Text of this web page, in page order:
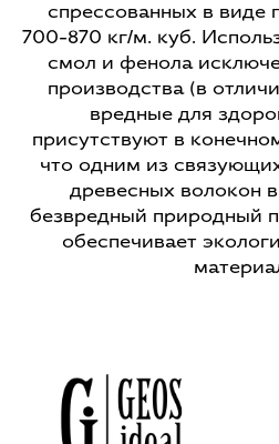
спрессованных в виде
700-870 кг/м. куб.
смол и фенола
производства (в
вредные для
присутствуют в
что одним из
древесных волокон
безвредный природный
обеспечивает